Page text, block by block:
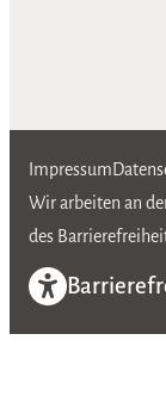
Impressum
Wir arbeiten an
des